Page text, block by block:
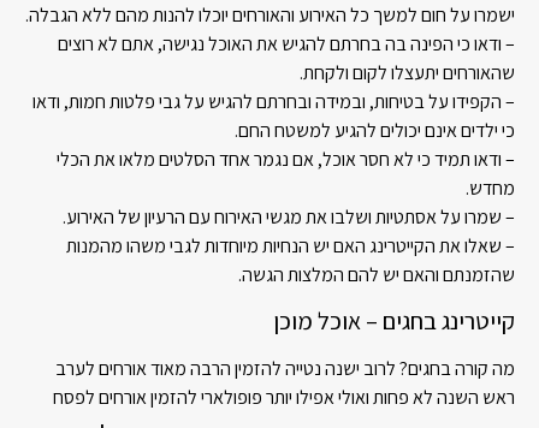
ישמרו על חום למשך כל האירוע והאורחים יוכלו להנות מהם ללא הגבלה.
– ודאו כי הפינה בה בחרתם להגיש את האוכל נגישה, אתם לא רוצים
שהאורחים יתעצלו לקום ולקחת.
– הקפידו על בטיחות, ובמידה ובחרתם להגיש על גבי פלטות חמות, ודאו
כי ילדים אינם יכולים להגיע למשטח החם.
– ודאו תמיד כי לא חסר אוכל, אם נגמר אחד הסלטים מלאו את הכלי
מחדש.
– שמרו על אסתטיות ושלבו את מגשי האירוח עם הרעיון של האירוע.
– שאלו את הקייטרינג האם יש הנחיות מיוחדות לגבי משהו מהמנות
שהזמנתם והאם יש להם המלצות הגשה.
קייטרינג בחגים – אוכל מוכן
מה קורה בחגים? לרוב ישנה נטייה להזמין הרבה מאוד אורחים לערב
ראש השנה לא פחות ואולי אפילו יותר פופולארי להזמין אורחים לפסח